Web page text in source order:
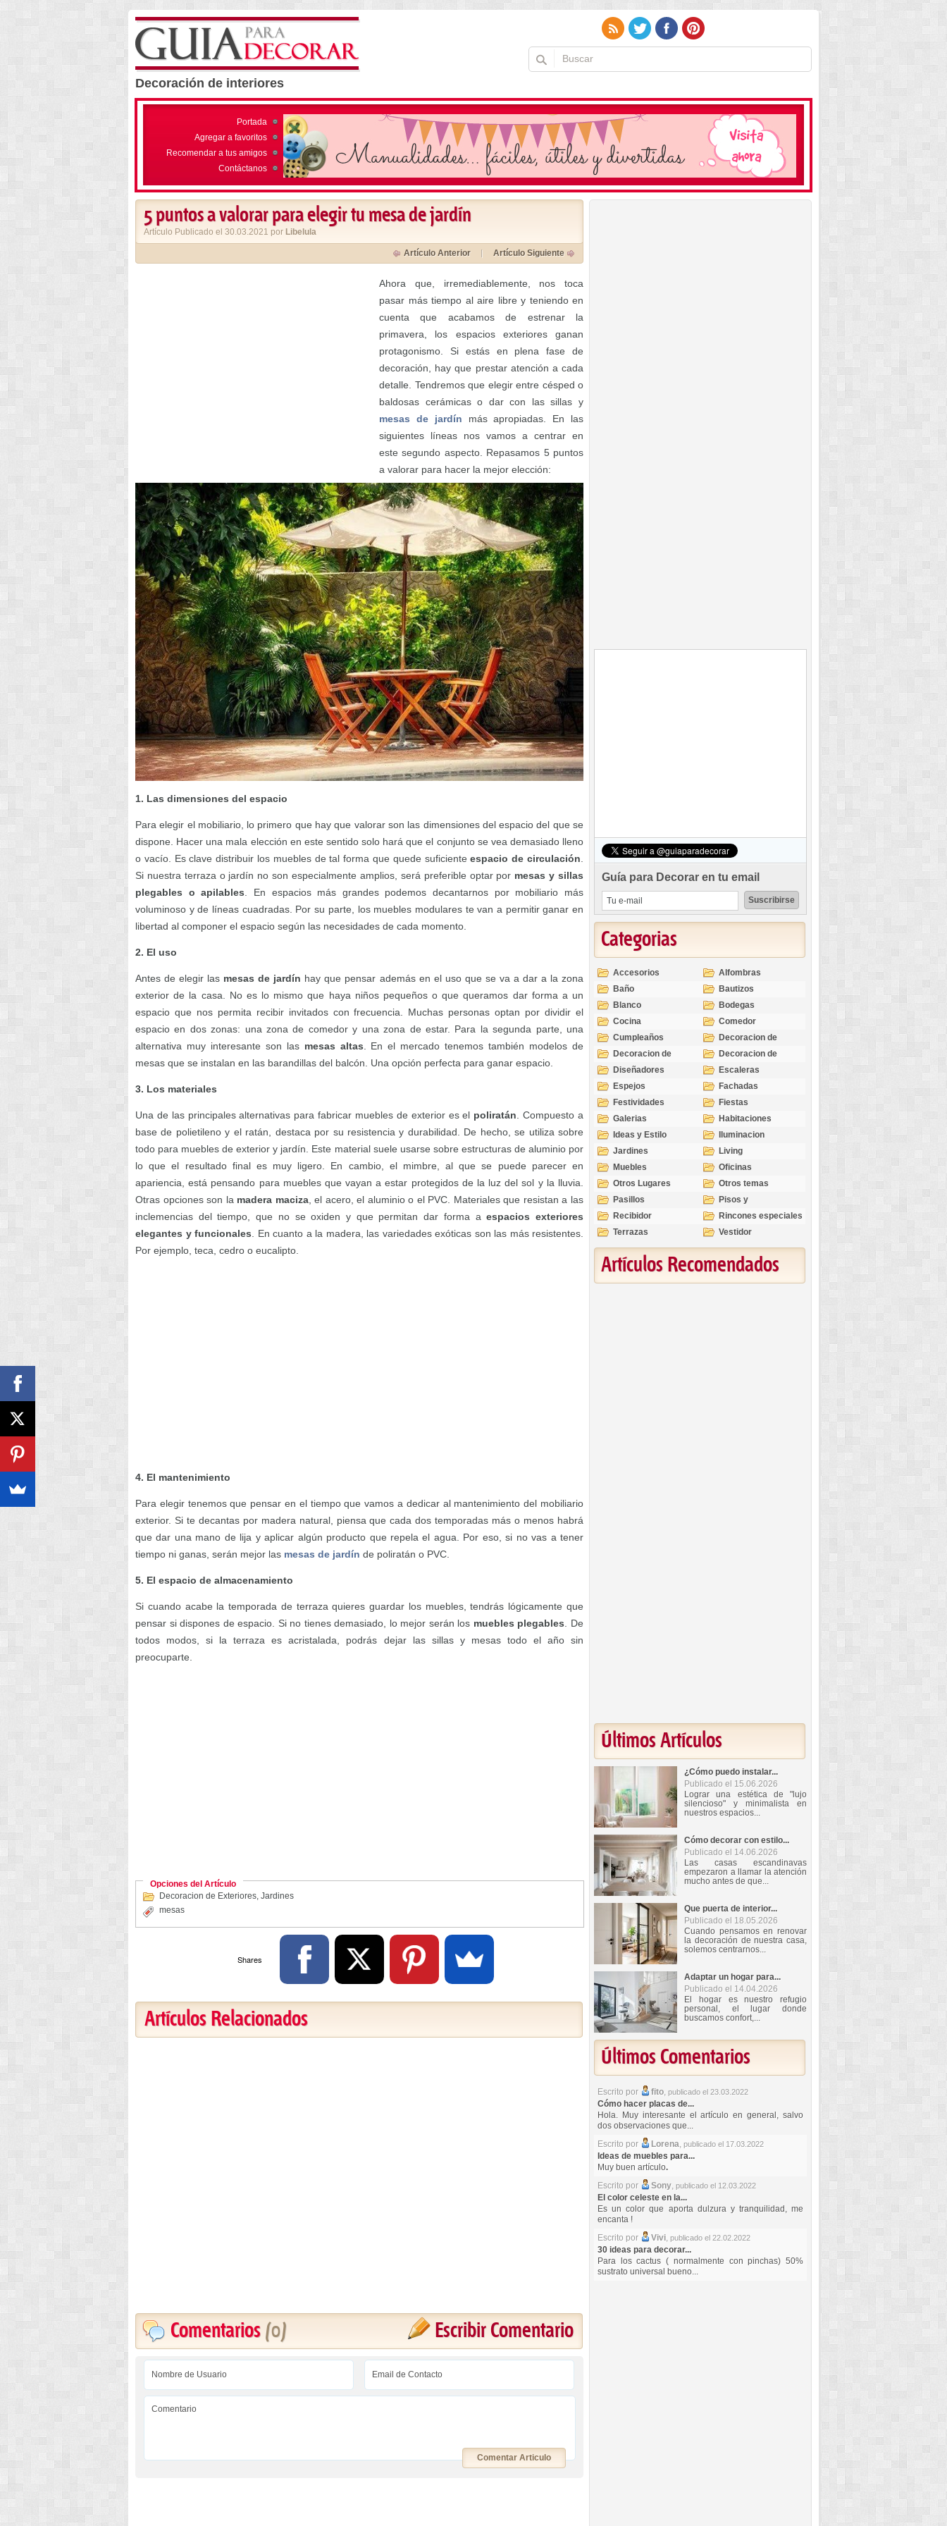
Decoración de interiores
Portada
Agregar a favoritos
Recomendar a tus amigos
Contáctanos
5 puntos a valorar para elegir tu mesa de jardín
Artículo Publicado el 30.03.2021 por Libelula
Artículo Anterior Artículo Siguiente
Ahora que, irremediablemente, nos toca
pasar más tiempo al aire libre y teniendo en
cuenta que acabamos de estrenar la
primavera, los espacios exteriores ganan
protagonismo. Si estás en plena fase de
decoración, hay que prestar atención a cada
detalle. Tendremos que elegir entre césped o
baldosas cerámicas o dar con las sillas y
mesas de jardín más apropiadas. En las
siguientes líneas nos vamos a centrar en
este segundo aspecto. Repasamos 5 puntos
a valorar para hacer la mejor elección:
1. Las dimensiones del espacio
Para elegir el mobiliario, lo primero que hay que valorar son las dimensiones del espacio del que se
dispone. Hacer una mala elección en este sentido solo hará que el conjunto se vea demasiado lleno
o vacío. Es clave distribuir los muebles de tal forma que quede suficienteespacio de circulación
Si nuestra terraza o jardín no son especialmente amplios, será preferible optar por mesas y sillas
plegables o apilables . En espacios más grandes podemos decantarnos por mobiliario más
voluminoso y de líneas cuadradas. Por su parte, los muebles modulares te van a permitir ganar en
libertad al componer el espacio según las necesidades de cada momento.
2. El uso
Antes de elegir las mesas de jardín hay que pensar además en el uso que se va a dar a la zona
exterior de la casa. No es lo mismo que haya niños pequeños o que queramos dar forma a un
espacio que nos permita recibir invitados con frecuencia. Muchas personas optan por dividir el
espacio en dos zonas: una zona de comedor y una zona de estar. Para la segunda parte, una
alternativa muy interesante son las mesas altas . En el mercado tenemos también modelos de
mesas que se instalan en las barandillas del balcón. Una opción perfecta para ganar espacio.
3. Los materiales
Una de las principales alternativas para fabricar muebles de exterior es el poliratán . Compuesto a
base de polietileno y el ratán, destaca por su resistencia y durabilidad. De hecho, se utiliza sobre
todo para muebles de exterior y jardín. Este material suele usarse sobre estructuras de aluminio por
lo que el resultado final es muy ligero. En cambio, el mimbre, al que se puede parecer en
apariencia, está pensando para muebles que vayan a estar protegidos de la luz del sol y la lluvia.
Otras opciones son la madera maciza, el acero, el aluminio o el PVC. Materiales que resistan a las
inclemencias del tiempo, que no se oxiden y que permitan dar forma aespacios exteriores
elegantes y funcionales . En cuanto a la madera, las variedades exóticas son las más resistentes.
Por ejemplo, teca, cedro o eucalipto.
4. El mantenimiento
Para elegir tenemos que pensar en el tiempo que vamos a dedicar al mantenimiento del mobiliario
exterior. Si te decantas por madera natural, piensa que cada dos temporadas más o menos habrá
que dar una mano de lija y aplicar algún producto que repela el agua. Por eso, si no vas a tener
tiempo ni ganas, serán mejor las mesas de jardín de poliratán o PVC.
5. El espacio de almacenamiento
Si cuando acabe la temporada de terraza quieres guardar los muebles, tendrás lógicamente que
pensar si dispones de espacio. Si no tienes demasiado, lo mejor serán los muebles plegables . De
todos modos, si la terraza es acristalada, podrás dejar las sillas y mesas todo el año sin
preocuparte.
Opciones del Artículo
Decoracion de Exteriores, Jardines
mesas
Shares
Artículos Relacionados
Escribir Comentario
Comentarios (0)
Comentar Articulo
Guía para Decorar en tu email
Categorias
Accesorios
Alfombras
Baño
Bautizos
Blanco
Bodegas
Cocina
Comedor
Cumpleaños
Decoracion de
Exteriores
Decoracion de
Interiores
Decoracion de
Ocasiones
Diseñadores
Escaleras
Espejos
Fachadas
Festividades
Fiestas
Galerias
Habitaciones
Ideas y Estilo
Iluminacion
Jardines
Living
Muebles
Oficinas
Otros Lugares
Otros temas
Pasillos
Pisos y
revestimientos
Recibidor
Rincones especiales
Terrazas
Vestidor
Artículos Recomendados
Últimos Artículos
¿Cómo puedo instalar...
Publicado el 15.06.2026
Lograr una estética de "lujo
silencioso" y minimalista en
nuestros espacios...
Cómo decorar con estilo...
Publicado el 14.06.2026
Las casas escandinavas
empezaron a llamar la atención
mucho antes de que...
Que puerta de interior...
Publicado el 18.05.2026
Cuando pensamos en renovar
la decoración de nuestra casa,
solemos centrarnos...
Adaptar un hogar para...
Publicado el 14.04.2026
El hogar es nuestro refugio
personal, el lugar donde
buscamos confort,...
Últimos Comentarios
Escrito por fito, publicado el 23.03.2022
Cómo hacer placas de...
Hola. Muy interesante el artículo en general, salvo
dos observaciones que...
Escrito por
Lorena, publicado el 17.03.2022
Ideas de muebles para...
Muy buen artículo.
Escrito por
Sony, publicado el 12.03.2022
El color celeste en la...
Es un color que aporta dulzura y tranquilidad, me
encanta !
Escrito por
Vivi, publicado el 22.02.2022
30 ideas para decorar...
Para los cactus ( normalmente con pinchas) 50%
sustrato universal bueno...